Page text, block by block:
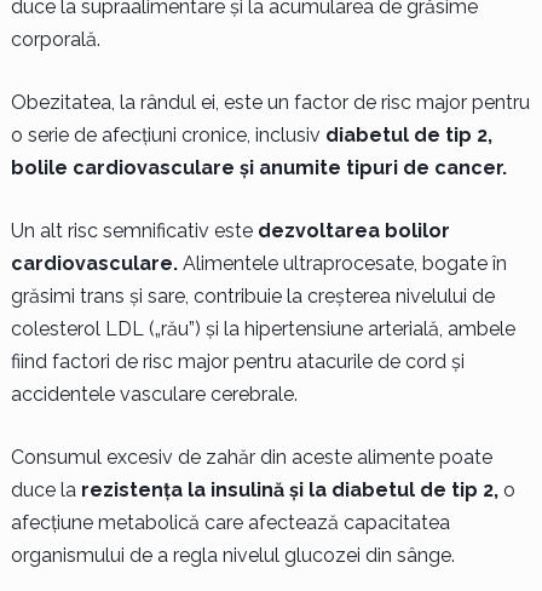
duce la supraalimentare și la acumularea de grăsime
corporală.
Obezitatea, la rândul ei, este un factor de risc major pentru
o serie de afecțiuni cronice, inclusiv diabetul de tip 2,
bolile cardiovasculare și anumite tipuri de cancer.
Un alt risc semnificativ este dezvoltarea bolilor
cardiovasculare.Alimentele ultraprocesate, bogate în
grăsimi trans și sare, contribuie la creșterea nivelului de
colesterol LDL („rău”) și la hipertensiune arterială, ambele
fiind factori de risc major pentru atacurile de cord și
accidentele vasculare cerebrale.
Consumul excesiv de zahăr din aceste alimente poate
duce larezistența la insulină și la diabetul de tip 2,o
afecțiune metabolică care afectează capacitatea
organismului de a regla nivelul glucozei din sânge.